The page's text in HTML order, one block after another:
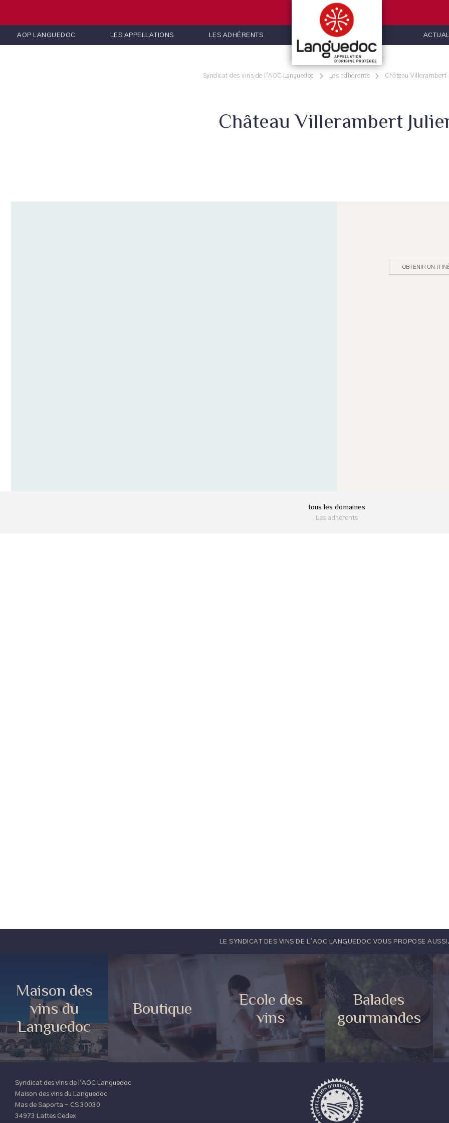
AOP LANGUEDOC LES APPELLATIONS LES ADHÉRENTS
Syndicat des vins de l'AOC Languedoc Les adhérents Château Villerambert
Château Villerambert
OBTENIR UN
tous les domaines
Les adhérents
LE SYNDICAT DES VINS DE L'AOC LANGUEDOC VOUS PROPOSE
Maison des
vins du
Languedoc
Boutique
Ecole des
vins
Balades
gourmandes
Syndicat des vins de l'AOC Languedoc
Maison des vins du Languedoc
Mas de Saporta - CS 30030
34973 Lattes Cedex